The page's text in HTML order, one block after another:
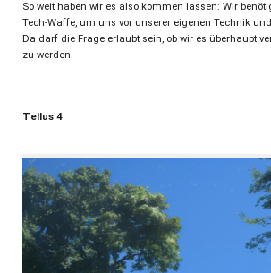
So weit haben wir es also kommen lassen: Wir
Tech-Waffe, um uns vor unserer eigenen Technik
Da darf die Frage erlaubt sein, ob wir es überhaupt
zu werden.
Tellus 4